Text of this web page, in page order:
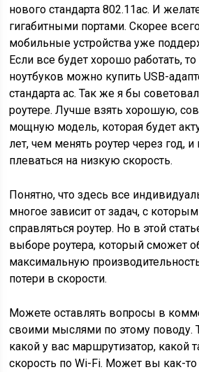
нового стандарта 802.11ac. И
гигабитными портами. Скорее
мобильные устройства уже
Если все будет хорошо работать,
ноутбуков можно купить USB-
стандарта ac. Так же я бы
роутере. Лучше взять хорошую,
мощную модель, которая будет
лет, чем менять роутер через год, и
плеваться на низкую скорость.
Понятно, что здесь все
многое зависит от задач, с
справляться роутер. Но в этой
выборе роутера, который сможет
максимальную
потери в скорости.
Можете оставлять вопросы в
своими мыслями по этому поводу.
какой у вас маршрутизатор, какой
скорость по Wi-Fi. Может вы как-то